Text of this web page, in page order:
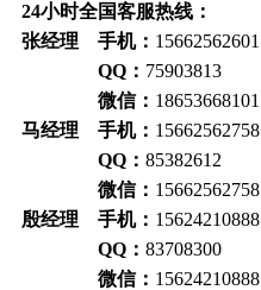
24小时全国客服热线：
张经理 手机： 15662562601
QQ： 75903813
微信： 18653668101
马经理 手机： 15662562758
QQ： 85382612
微信： 15662562758
殷经理 手机： 15624210888
QQ： 83708300
微信： 15624210888